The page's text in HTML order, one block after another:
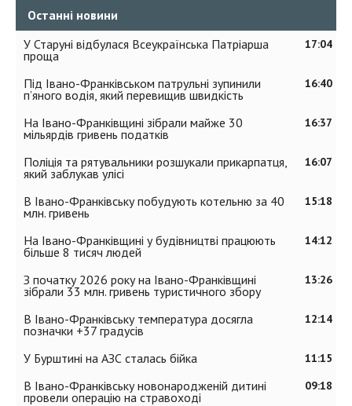
Останні новини
17:04
У Старуні відбулася Всеукраїнська Патріарша
проща
16:40
Під Івано-Франківськом патрульні зупинили
п’яного водія, який перевищив швидкість
16:37
На Івано-Франківщині зібрали майже 30
мільярдів гривень податків
16:07
Поліція та рятувальники розшукали прикарпатця,
який заблукав улісі
15:18
В Івано-Франківську побудують котельню за 40
млн. гривень
14:12
На Івано-Франківщині у будівництві працюють
більше 8 тисяч людей
13:26
З початку 2026 року на Івано-Франківщині
зібрали 33 млн. гривень туристичного збору
12:14
В Івано-Франківську температура досягла
позначки +37 градусів
11:15
У Бурштині на АЗС сталась бійка
09:18
В Івано-Франківську новонародженій дитині
провели операцію на стравоході